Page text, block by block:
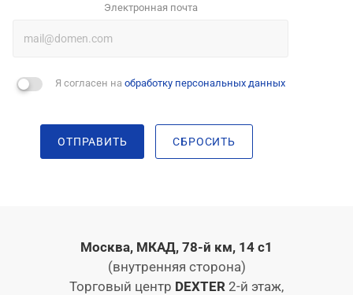
Электронная почта
Я согласен на обработку персональных данных
ОТПРАВИТЬ СБРОСИТЬ
Москва, МКАД, 78-й км, 14 с1
(внутренняя сторона)
Торговый центр DEXTER 2-й этаж,